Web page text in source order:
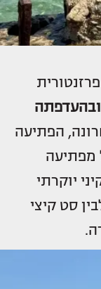
הפתיעה
מפתיעה
יוקרתי
סט קיצי